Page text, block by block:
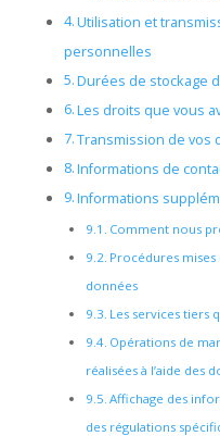
Utilisation et
personnelles
Durées de stockage
Les droits que vous
Transmission de
Informations de
Informations
Comment nous
Procédures
données
Les services tiers
Opérations de
réalisées à l’aide des
Affichage des
des régulations